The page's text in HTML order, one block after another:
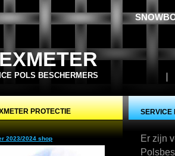
POLS BESCHERMERS
SERVICE
Er zijn
PROTECTIE
2023/2024 shop